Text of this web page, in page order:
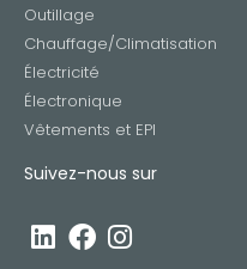
Outillage
Chauffage/Climatisation
Électricité
Électronique
Vêtements et EPI
Suivez-nous sur